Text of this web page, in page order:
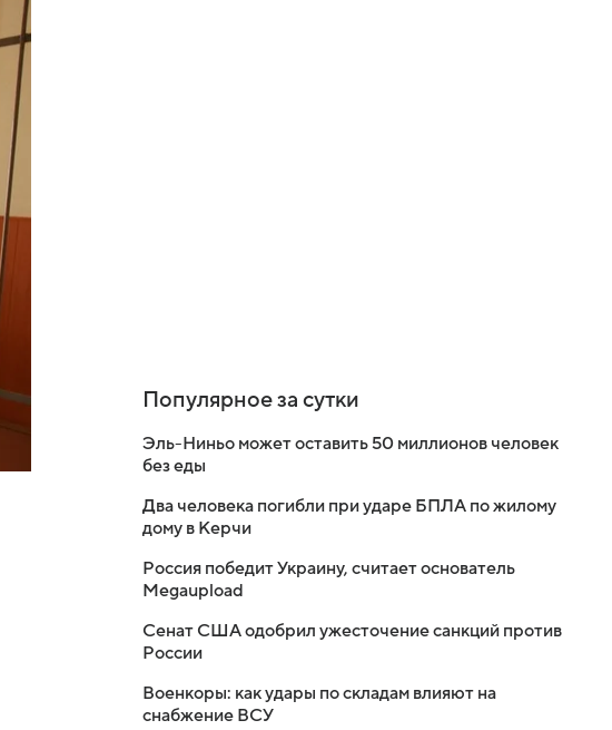
Популярное за сутки
Эль-Ниньо может оставить 50 миллионов человек
без еды
Два человека погибли при ударе БПЛА по жилому
дому в Керчи
Россия победит Украину, считает основатель
Megaupload
Сенат США одобрил ужесточение санкций против
России
Военкоры: как удары по складам влияют на
снабжение ВСУ